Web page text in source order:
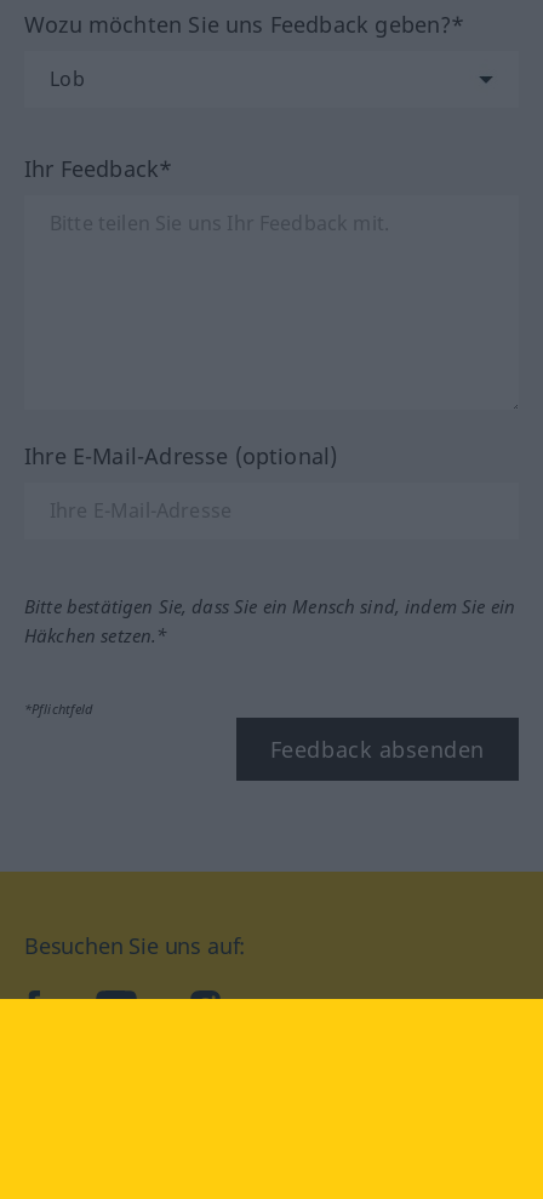
Wozu möchten Sie uns Feedback geben?*
Ihr Feedback*
Ihre E-Mail-Adresse (optional)
Bitte bestätigen Sie, dass Sie ein Mensch sind, indem Sie ein
Häkchen setzen.*
*Pflichtfeld
Feedback absenden
Besuchen Sie uns auf:
facebookYouTube Instagram